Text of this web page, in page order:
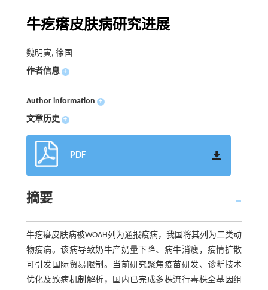
牛疙瘩皮肤病研究进展
魏明寅, 徐国
作者信息 +
Author information +
文章历史 +
PDF
摘要
牛疙瘩皮肤病被WOAH列为通报疫病，我国将其列为二类动
物疫病。该病导致奶牛产奶量下降、病牛消瘦，疫情扩散
可引发国际贸易限制。当前研究聚焦疫苗研发、诊断技术
优化及致病机制解析，国内已完成多株流行毒株全基因组